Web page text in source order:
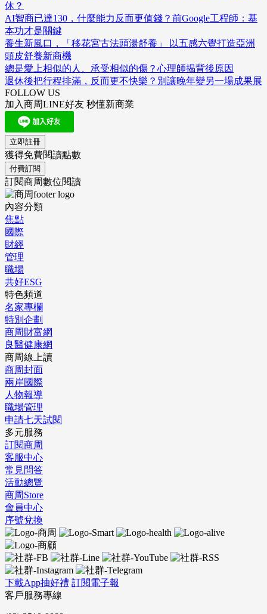
休？
AI智商已達130，什麼能力反而更值錢？前Google工程師：基
本功才是關鍵
養生新風口，「移花宮古法頭湯舒養」 以五感六覺打造亞洲
頭皮舒養新商機
總是愛上相似的人、承受相似的傷？心理師揭背後原因
退休後把行程排滿，反而更不快樂？別讓晚年變另一場成果展
FOLLOW US
加入商周LINE好友 秒懂新商業
立即註冊
獲得免費閱讀點數
付費訂閱
訂閱商周數位閱讀
內容分類
焦點
國際
財經
管理
職場
共好ESG
特色頻道
名家專欄
特別企劃
商周財富網
良醫健康網
商周線上讀
商周封面
兩岸國際
人物報導
職場管理
申請七天試閱
多元服務
訂閱商周
客服中心
常見問答
活動總覽
商周Store
會員中心
序號兌換
下載App抽好禮 訂閱電子報
客戶服務專線